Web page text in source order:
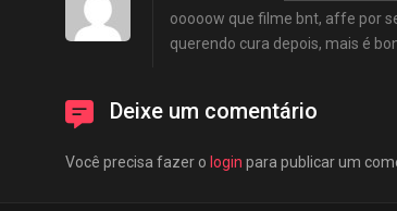
ooooow que filme bnt, affe por
querendo cura depois, mais é
Deixe um comentário
Você precisa fazer o login para publicar um